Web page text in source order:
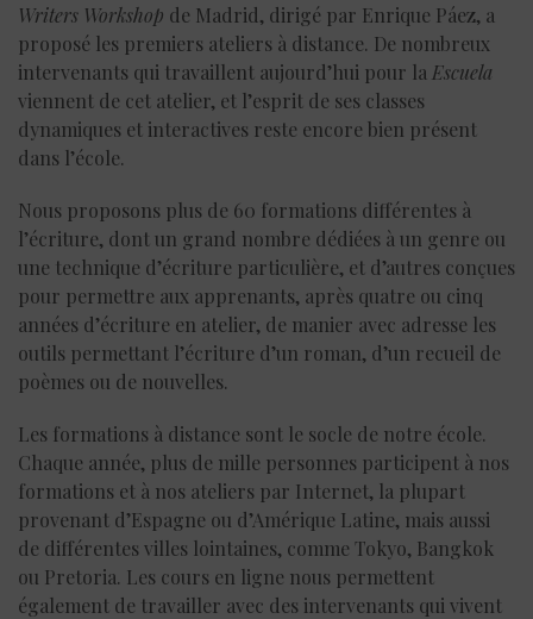
Writers Workshop de Madrid, dirigé par Enrique Páez, a
proposé les premiers ateliers à distance. De nombreux
intervenants qui travaillent aujourd’hui pour la Escuela
viennent de cet atelier, et l’esprit de ses classes
dynamiques et interactives reste encore bien présent
dans l’école.
Nous proposons plus de 60 formations différentes à
l’écriture, dont un grand nombre dédiées à un genre ou
une technique d’écriture particulière, et d’autres conçues
pour permettre aux apprenants, après quatre ou cinq
années d’écriture en atelier, de manier avec adresse les
outils permettant l’écriture d’un roman, d’un recueil de
poèmes ou de nouvelles.
Les formations à distance sont le socle de notre école.
Chaque année, plus de mille personnes participent à nos
formations et à nos ateliers par Internet, la plupart
provenant d’Espagne ou d’Amérique Latine, mais aussi
de différentes villes lointaines, comme Tokyo, Bangkok
ou Pretoria. Les cours en ligne nous permettent
également de travailler avec des intervenants qui vivent